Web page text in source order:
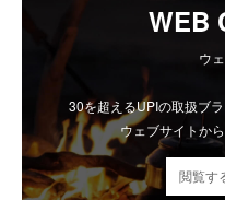
WEB
ウ
30を超えるUPIの取扱ブ
ウェブサイトか
閲覧す